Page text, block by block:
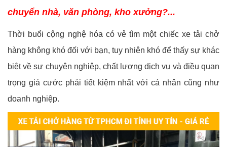
chuyển nhà, văn phòng, kho xưởng?...
Thời buổi cộng nghệ hóa có vẻ tìm một chiếc xe tải chở
hàng không khó đối với bạn, tuy nhiên khó để thấy sự khác
biệt về sự chuyên nghiệp, chất lượng dịch vụ và điều quan
trọng giá cước phải tiết kiệm nhất với cá nhân cũng như
doanh nghiệp.